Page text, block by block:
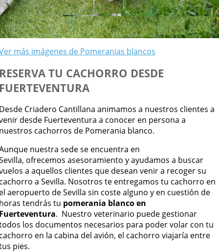
más imágenes de Pomeranias blancos
TU CACHORRO DESDE
Criadero Cantillana animamos a nuestros clientes a
desde Fuerteventura a conocer en persona a
cachorros de Pomerania blanco.
nuestra sede se encuentra en
ofrecemos asesoramiento y ayudamos a buscar
a aquellos clientes que desean venir a recoger su
a Sevilla. Nosotros te entregamos tu cachorro en
aeropuerto de Sevilla sin coste alguno y en cuestión de
tendrás tu pomerania blanco en
. Nuestro veterinario puede gestionar
los documentos necesarios para poder volar con tu
en la cabina del avión, el cachorro viajaría entre
pies.